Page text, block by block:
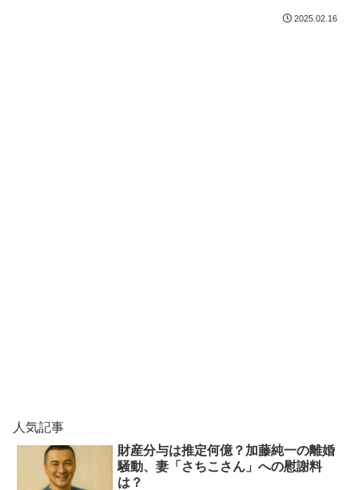
2025.02.16
人気記事
財産分与は推定何億？加藤純一の離婚
騒動、妻「さちこさん」への慰謝料
は？